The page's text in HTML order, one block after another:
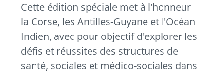
Cette édition spéciale met à l'honneur
la Corse, les Antilles-Guyane et l'Océan
Indien, avec pour objectif d'explorer les
défis et réussites des structures de
santé, sociales et médico-sociales dans